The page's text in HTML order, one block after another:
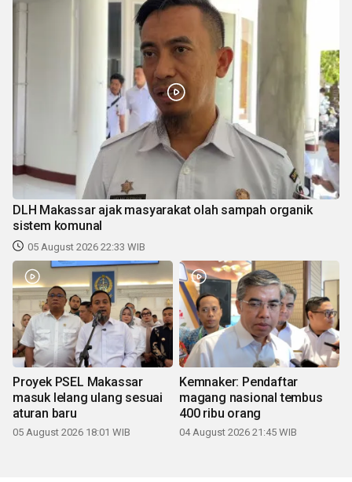
DLH Makassar ajak masyarakat olah sampah organik
sistem komunal
05 August 2026 22:33 WIB
Proyek PSEL Makassar
masuk lelang ulang sesuai
aturan baru
05 August 2026 18:01 WIB
Kemnaker: Pendaftar
magang nasional tembus
400 ribu orang
04 August 2026 21:45 WIB